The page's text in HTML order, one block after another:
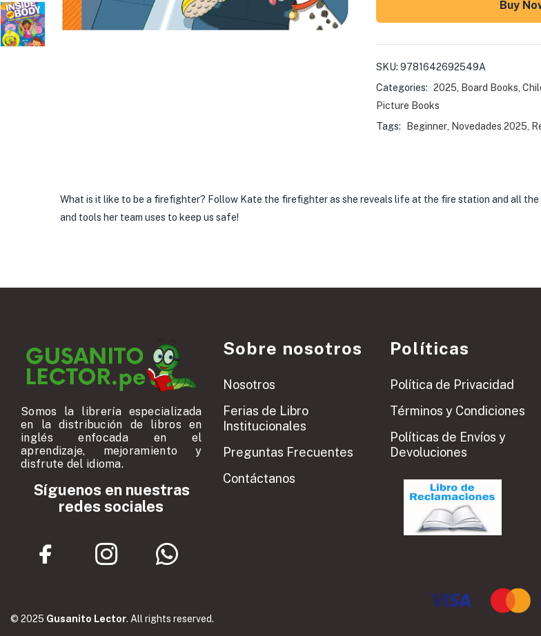
Buy
SKU: 9781642692549A
Categories: 2025 Board Books
Picture Books
Tags:
Beginner, Novedades 2025
What is it like to be a firefighter? Follow Kate the firefighter as she reveals life at the fire station and all
and tools her team uses to keep us safe!
Somos la librería especializada
en la distribución de libros en
inglés enfocada en el
aprendizaje, mejoramiento y
disfrute del idioma.
Síguenos en nuestras
redes sociales
Sobre nosotros
Nosotros
Ferias de Libro
Institucionales
Preguntas Frecuentes
Contáctanos
Políticas
Política de Privacidad
Términos y Condiciones
Políticas de Envíos y
Devoluciones
© 2025 Gusanito Lector. All rights reserved.